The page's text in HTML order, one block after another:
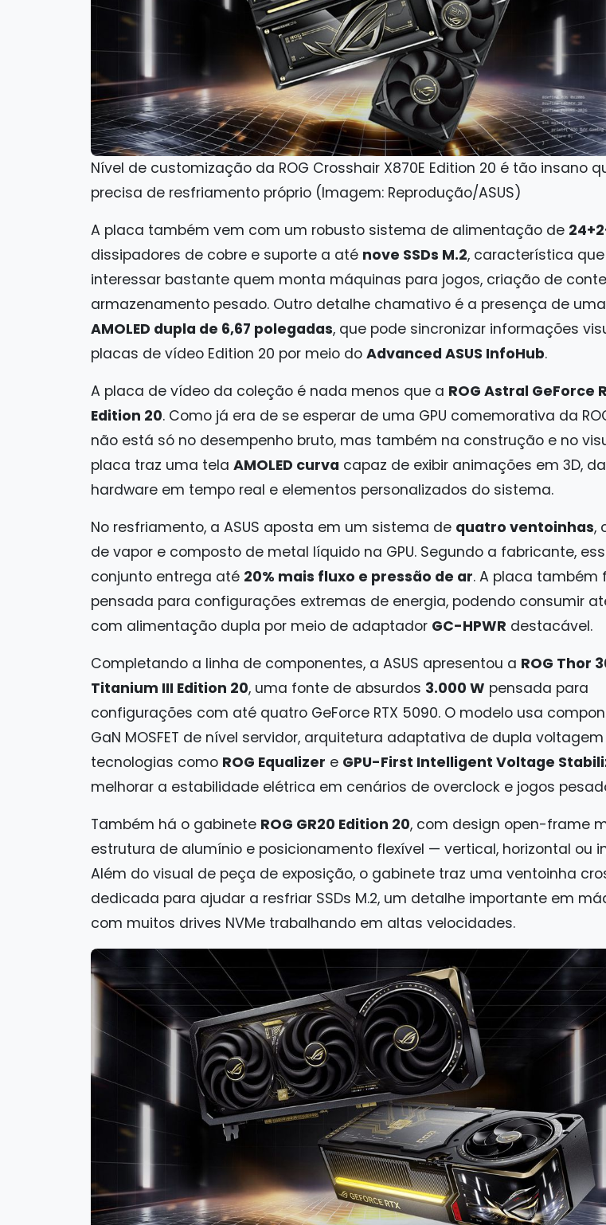
Nível de customização da ROG Crosshair X870E Edition 20 é tão insano
precisa de resfriamento próprio (Imagem: Reprodução/ASUS)
A placa também vem com um robusto sistema de alimentação de
dissipadores de cobre e suporte a até nove SSDs M.2, característica
interessar bastante quem monta máquinas para jogos, criação de
armazenamento pesado. Outro detalhe chamativo é a presença de
AMOLED dupla de 6,67 polegadas, que pode sincronizar informações
placas de vídeo Edition 20 por meio do Advanced ASUS InfoHub.
A placa de vídeo da coleção é nada menos que a ROG Astral GeForce
Edition 20. Como já era de se esperar de uma GPU comemorativa da
não está só no desempenho bruto, mas também na construção e no
placa traz uma tela AMOLED curva capaz de exibir animações em 3D,
hardware em tempo real e elementos personalizados do sistema.
No resfriamento, a ASUS aposta em um sistema de quatro ventoinhas,
de vapor e composto de metal líquido na GPU. Segundo a fabricante,
conjunto entrega até 20% mais fluxo e pressão de ar. A placa também
pensada para configurações extremas de energia, podendo consumir
com alimentação dupla por meio de adaptador GC-HPWR destacável.
Completando a linha de componentes, a ASUS apresentou a ROG Thor
Titanium III Edition 20, uma fonte de absurdos 3.000 W pensada para
configurações com até quatro GeForce RTX 5090. O modelo usa
GaN MOSFET de nível servidor, arquitetura adaptativa de dupla
tecnologias como ROG Equalizer e GPU-First Intelligent Voltage
melhorar a estabilidade elétrica em cenários de overclock e jogos
Também há o gabinete ROG GR20 Edition 20, com design open-frame
estrutura de alumínio e posicionamento flexível — vertical, horizontal ou
Além do visual de peça de exposição, o gabinete traz uma ventoinha
dedicada para ajudar a resfriar SSDs M.2, um detalhe importante em
com muitos drives NVMe trabalhando em altas velocidades.